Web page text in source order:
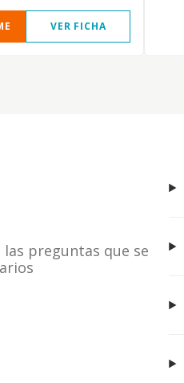
VER FICHA
las preguntas que se